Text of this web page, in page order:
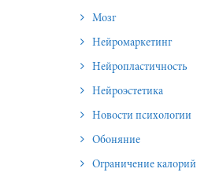
Мозг
Нейромаркетинг
Нейропластичность
Нейроэстетика
Новости психологии
Обоняние
Ограничение калорий